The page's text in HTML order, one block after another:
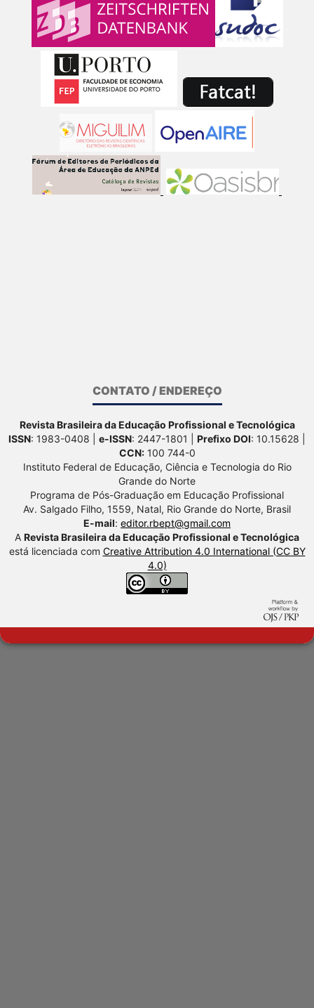
CONTATO / ENDEREÇO
Revista Brasileira da Educação Profissional e Tecnológica
ISSN: 1983-0408 | e-ISSN: 2447-1801 | Prefixo DOI: 10.15628 |
CCN:100 744-0
Instituto Federal de Educação, Ciência e Tecnologia do Rio
Grande do Norte
Programa de Pós-Graduação em Educação Profissional
Av. Salgado Filho, 1559, Natal, Rio Grande do Norte, Brasil
E-mail: editor.rbept@gmail.com
A Revista Brasileira da Educação Profissional e Tecnológica
está licenciada com Creative Attribution 4.0 International (CC BY
4.0)